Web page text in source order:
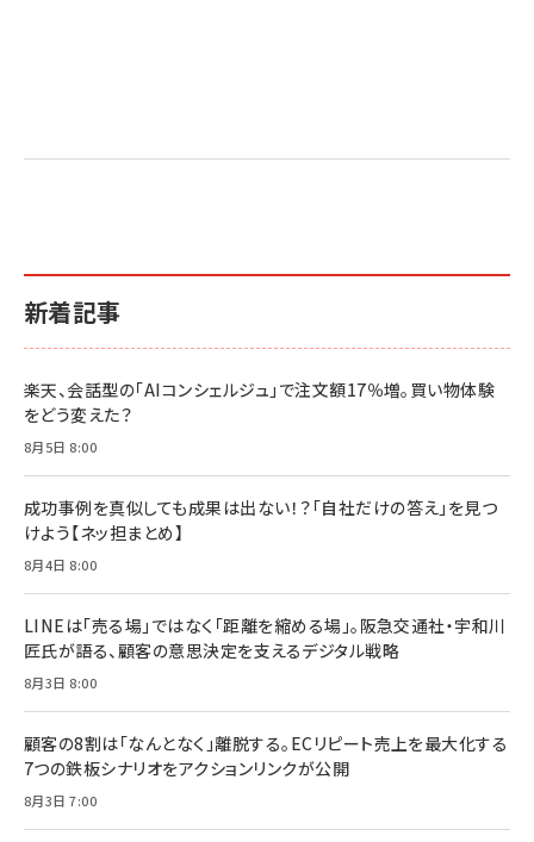
新着記事
楽天、会話型の「AIコンシェルジュ」で注文額17％増。買い物体験
をどう変えた？
8月5日 8:00
成功事例を真似しても成果は出ない！？「自社だけの答え」を見つ
けよう【ネッ担まとめ】
8月4日 8:00
LINEは「売る場」ではなく「距離を縮める場」。阪急交通社・宇和川
匠氏が語る、顧客の意思決定を支えるデジタル戦略
8月3日 8:00
顧客の8割は「なんとなく」離脱する。ECリピート売上を最大化する
7つの鉄板シナリオをアクションリンクが公開
8月3日 7:00